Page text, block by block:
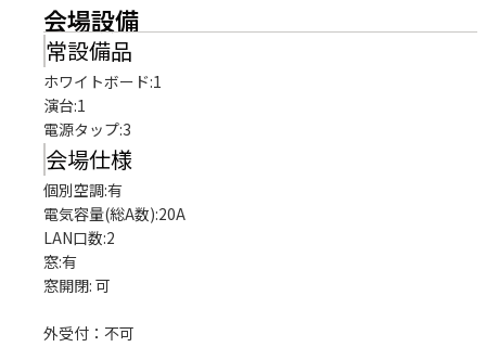
会場設備
常設備品
ホワイトボード:1
演台:1
電源タップ:3
会場仕様
個別空調:有
電気容量(総A数):20A
LAN口数:2
窓:有
窓開閉: 可
外受付：不可